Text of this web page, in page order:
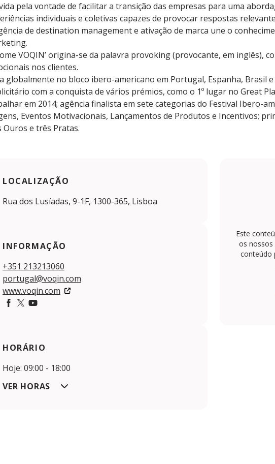
pela vontade de facilitar a transição das empresas para uma
individuais e coletivas capazes de provocar respostas
de destination management e ativação de marca une o
VOQIN’ origina-se da palavra provoking (provocante, em inglês),
nos clientes.
globalmente no bloco ibero-americano em Portugal, Espanha, Brasil e
com a conquista de vários prémios, como o 1º lugar no Great
em 2014; agência finalista em sete categorias do Festival Ibero-
Eventos Motivacionais, Lançamentos de Produtos e Incentivos;
Ouros e três Pratas.
LOCALIZAÇÃO
Rua dos Lusíadas, 9-1F, 1300-365, Lisboa
INFORMAÇÃO
+351 213213060
portugal@voqin.com
www.voqin.com
Este
os nossos
conteúdo
HORÁRIO
Hoje: 09:00 - 18:00
VER HORAS